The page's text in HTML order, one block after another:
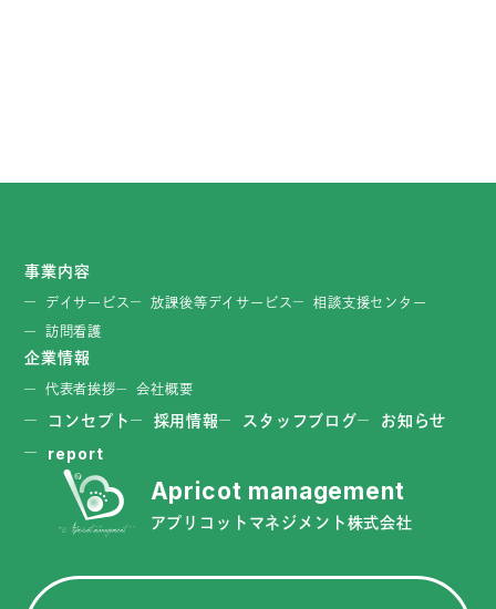
事業内容
デイサービス 放課後等デイサービス
相談支援センター
訪問看護
企業情報
代表者挨拶 会社概要
コンセプト 採用情報 スタッフブログ
お知らせ
report
アプリコットマネジメント株式会社